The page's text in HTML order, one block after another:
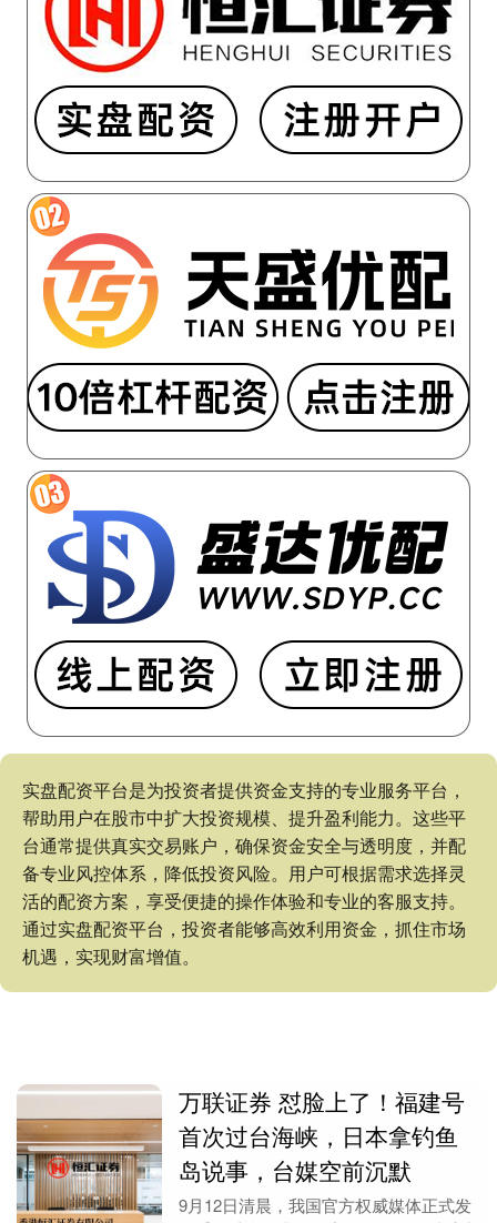
实盘配资平台是为投资者提供资金支持的专业服务平台，
帮助用户在股市中扩大投资规模、提升盈利能力。这些平
台通常提供真实交易账户，确保资金安全与透明度，并配
备专业风控体系，降低投资风险。用户可根据需求选择灵
活的配资方案，享受便捷的操作体验和专业的客服支持。
通过实盘配资平台，投资者能够高效利用资金，抓住市场
机遇，实现财富增值。
万联证券 怼脸上了！福建号
首次过台海峡，日本拿钓鱼
岛说事，台媒空前沉默
9月12日清晨，我国官方权威媒体正式发